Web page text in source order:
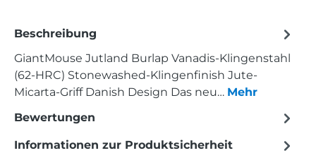
Beschreibung
GiantMouse Jutland Burlap Vanadis-Klingenstahl
(62-HRC) Stonewashed-Klingenfinish Jute-
Micarta-Griff Danish Design Das neu… Mehr
Bewertungen
Informationen zur Produktsicherheit